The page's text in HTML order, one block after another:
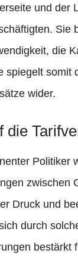
und der
Sie
die
spiegelt somit
wider.
die
Politiker
zwischen
Druck und
durch
bestärkt